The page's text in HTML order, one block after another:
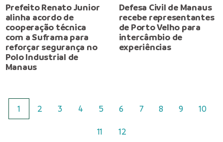
Prefeito Renato Junior
alinha acordo de
cooperação técnica
com a Suframa para
reforçar segurança no
Polo Industrial de
Manaus
Defesa Civil de Manaus
recebe representantes
de Porto Velho para
intercâmbio de
experiências
1 2 3 4 5 6 7 8 9 10
11 12